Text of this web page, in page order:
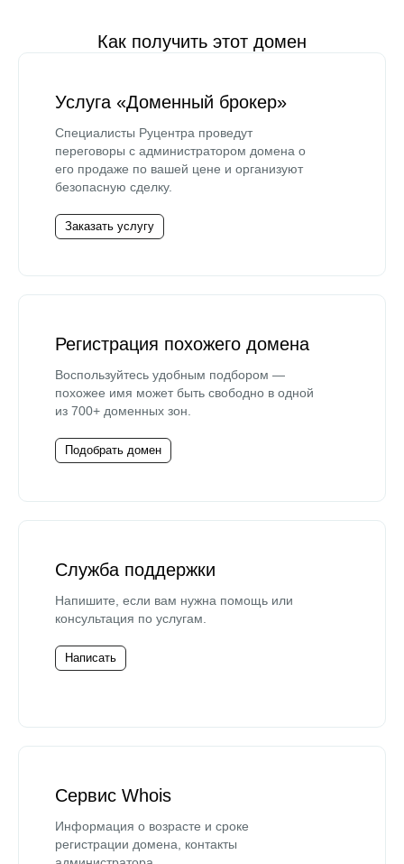
Как получить этот домен
Услуга «Доменный брокер»
Специалисты Руцентра проведут
переговоры с администратором домена о
его продаже по вашей цене и организуют
безопасную сделку.
Заказать услугу
Регистрация похожего домена
Воспользуйтесь удобным подбором —
похожее имя может быть свободно в одной
из 700+ доменных зон.
Подобрать домен
Служба поддержки
Напишите, если вам нужна помощь или
консультация по услугам.
Написать
Сервис Whois
Информация о возрасте и сроке
регистрации домена, контакты